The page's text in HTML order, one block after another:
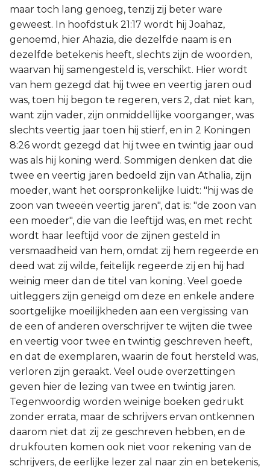
maar toch lang genoeg, tenzij zij beter ware
geweest. In hoofdstuk 21:17 wordt hij Joahaz,
genoemd, hier Ahazia, die dezelfde naam is en
dezelfde betekenis heeft, slechts zijn de woorden,
waarvan hij samengesteld is, verschikt. Hier wordt
van hem gezegd dat hij twee en veertig jaren oud
was, toen hij begon te regeren, vers 2, dat niet kan,
want zijn vader, zijn onmiddellijke voorganger, was
slechts veertig jaar toen hij stierf, en in 2 Koningen
8:26 wordt gezegd dat hij twee en twintig jaar oud
was als hij koning werd. Sommigen denken dat die
twee en veertig jaren bedoeld zijn van Athalia, zijn
moeder, want het oorspronkelijke luidt: "hij was de
zoon van tweeën veertig jaren", dat is: "de zoon van
een moeder", die van die leeftijd was, en met recht
wordt haar leeftijd voor de zijnen gesteld in
versmaadheid van hem, omdat zij hem regeerde en
deed wat zij wilde, feitelijk regeerde zij en hij had
weinig meer dan de titel van koning. Veel goede
uitleggers zijn geneigd om deze en enkele andere
soortgelijke moeilijkheden aan een vergissing van
de een of anderen overschrijver te wijten die twee
en veertig voor twee en twintig geschreven heeft,
en dat de exemplaren, waarin de fout hersteld was,
verloren zijn geraakt. Veel oude overzettingen
geven hier de lezing van twee en twintig jaren.
Tegenwoordig worden weinige boeken gedrukt
zonder errata, maar de schrijvers ervan ontkennen
daarom niet dat zij ze geschreven hebben, en de
drukfouten komen ook niet voor rekening van de
schrijvers, de eerlijke lezer zal naar zin en betekenis,